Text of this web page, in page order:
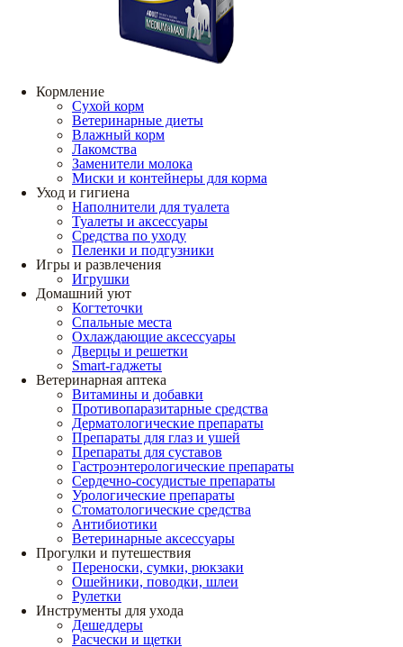
Кормление
Сухой корм
Ветеринарные диеты
Влажный корм
Лакомства
Заменители молока
Миски и контейнеры для корма
Уход и гигиена
Наполнители для туалета
Туалеты и аксессуары
Средства по уходу
Пеленки и подгузники
Игры и развлечения
Игрушки
Домашний уют
Когтеточки
Спальные места
Охлаждающие аксессуары
Дверцы и решетки
Smart-гаджеты
Ветеринарная аптека
Витамины и добавки
Противопаразитарные средства
Дерматологические препараты
Препараты для глаз и ушей
Препараты для суставов
Гастроэнтерологические препараты
Сердечно-сосудистые препараты
Урологические препараты
Стоматологические средства
Антибиотики
Ветеринарные аксессуары
Прогулки и путешествия
Переноски, сумки, рюкзаки
Ошейники, поводки, шлеи
Рулетки
Инструменты для ухода
Дешеддеры
Расчески и щетки